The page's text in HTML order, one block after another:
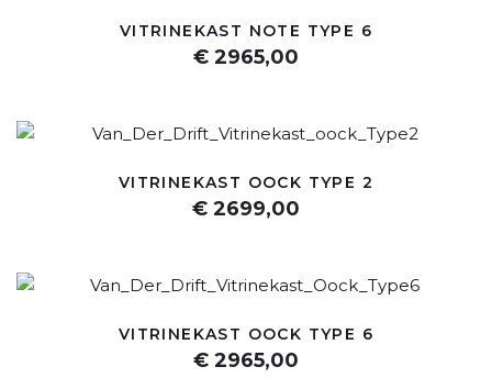
VITRINEKAST NOTE TYPE 6
€ 2965,00
VITRINEKAST OOCK TYPE 2
€ 2699,00
VITRINEKAST OOCK TYPE 6
€ 2965,00